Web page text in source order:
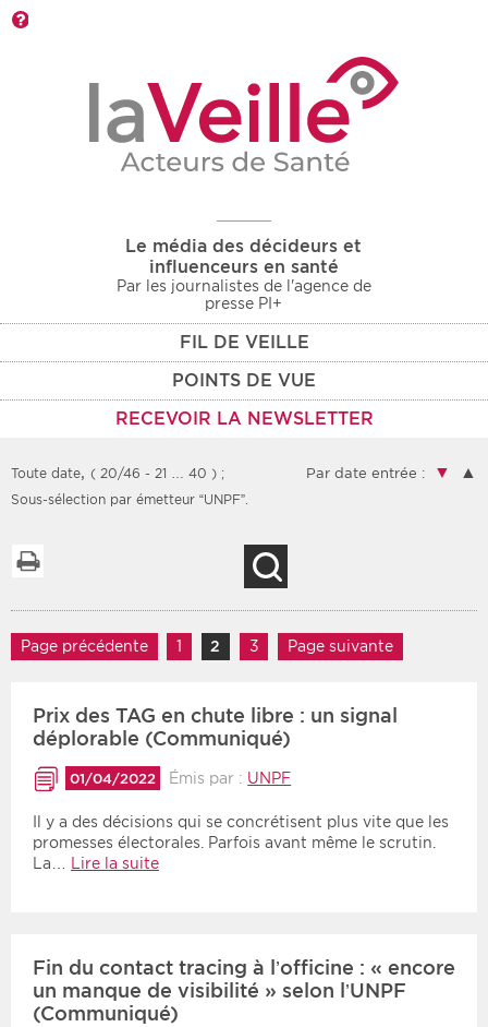
Le média des décideurs et
influenceurs en santé
Par les journalistes de l'agence de
presse PI+
FIL DE VEILLE
POINTS DE VUE
RECEVOIR LA NEWSLETTER
Rendez-vous des 7
prochains jours
derniers jours
Recherche par mots clés
Type d'information
Rendez-vous
Les deux
Secteur
Médico-social
Zone géographique
Toute date, ( 20/46 - 21 … 40 ) ;
Sous-sélection par émetteur “UNPF”.
Par date entrée : ▼ ▲
Navigation des articles
Page précédente Page
1 Page
2 Page
3 Page suivante
Prix des TAG en chute libre : un signal
déplorable (Communiqué)
01/04/2022 Émis par : UNPF
Il y a des décisions qui se concrétisent plus vite que les
promesses électorales. Parfois avant même le scrutin.
La… Lire la suite
Fin du contact tracing à l’officine : « encore
un manque de visibilité » selon l’UNPF
(Communiqué)